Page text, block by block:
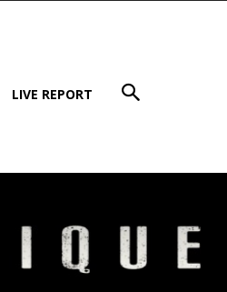
LIVE REPORT